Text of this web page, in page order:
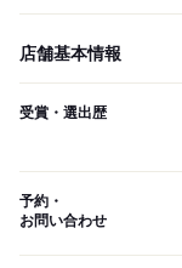
店舗基本情報
受賞・選出歴
予約・
お問い合わせ